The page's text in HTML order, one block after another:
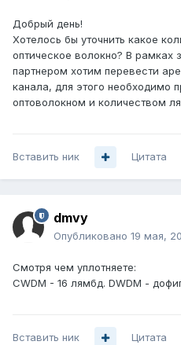
Добрый день!
Хотелось бы уточнить какое
оптическое волокно? В рамках
партнером хотим перевести
канала, для этого необходимо
оптоволокном и количеством
Вставить ник Цитата
dmvy
Опубликовано 19 мая,
Смотря чем уплотняете:
CWDM - 16 лямбд. DWDM -
Вставить ник Цитата